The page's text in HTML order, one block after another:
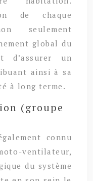
de chaque
seulement
global du
d’assurer un
ainsi à sa
à long terme.
(groupe
connu
ventilateur,
du système